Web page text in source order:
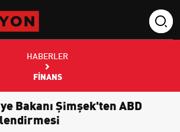
HABERLER
FINANS
Bakanı Şimşek'ten ABD